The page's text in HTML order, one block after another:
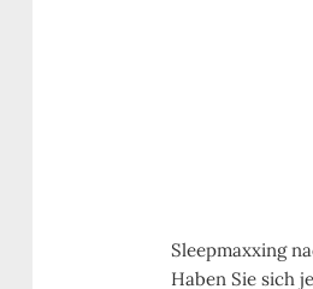
Sleepmaxxing
Haben Sie sich